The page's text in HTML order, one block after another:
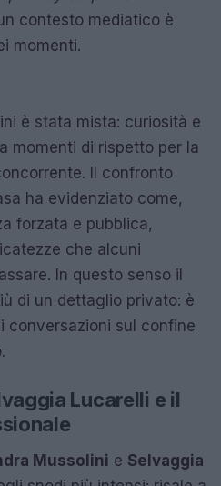
contesto mediatico è
momenti.
è stata mista: curiosità e
momenti di rispetto per la
Il confronto
ha evidenziato come,
forzata e pubblica,
che alcuni
In questo senso il
di un dettaglio privato: è
conversazioni sul confine
Lucarelli e il
Mussolini e Selvaggia